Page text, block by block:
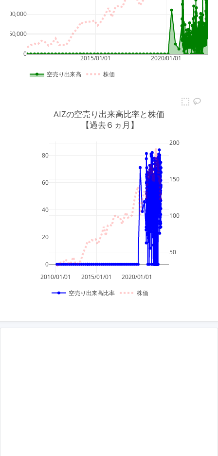
2015/01/01 2020/01/01
0
50,000
100,000
空売り出来高 株価
2010/01/01 2015/01/01 2020/01/01
0
20
40
60
80
50
100
150
200
空売り出来高比率 株価
AIZの空売り出来高比率と株価
【過去６ヵ月】